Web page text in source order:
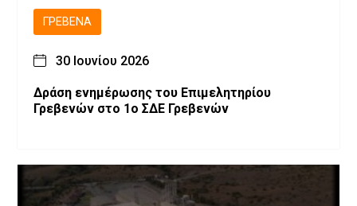
ΓΡΕΒΕΝΆ
30 Ιουνίου 2026
Δράση ενημέρωσης του Επιμελητηρίου
Γρεβενών στο 1ο ΣΔΕ Γρεβενών